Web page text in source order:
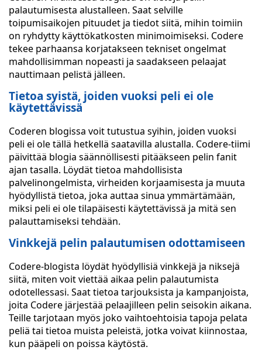
palautumisesta alustalleen. Saat selville
toipumisaikojen pituudet ja tiedot siitä, mihin toimiin
on ryhdytty käyttökatkosten minimoimiseksi. Codere
tekee parhaansa korjatakseen tekniset ongelmat
mahdollisimman nopeasti ja saadakseen pelaajat
nauttimaan pelistä jälleen.
Tietoa syistä, joiden vuoksi peli ei ole
käytettävissä
Coderen blogissa voit tutustua syihin, joiden vuoksi
peli ei ole tällä hetkellä saatavilla alustalla. Codere-tiimi
päivittää blogia säännöllisesti pitääkseen pelin fanit
ajan tasalla. Löydät tietoa mahdollisista
palvelinongelmista, virheiden korjaamisesta ja muuta
hyödyllistä tietoa, joka auttaa sinua ymmärtämään,
miksi peli ei ole tilapäisesti käytettävissä ja mitä sen
palauttamiseksi tehdään.
Vinkkejä pelin palautumisen odottamiseen
Codere-blogista löydät hyödyllisiä vinkkejä ja niksejä
siitä, miten voit viettää aikaa pelin palautumista
odotellessasi. Saat tietoa tarjouksista ja kampanjoista,
joita Codere järjestää pelaajilleen pelin seisokin aikana.
Teille tarjotaan myös joko vaihtoehtoisia tapoja pelata
peliä tai tietoa muista peleistä, jotka voivat kiinnostaa,
kun pääpeli on poissa käytöstä.